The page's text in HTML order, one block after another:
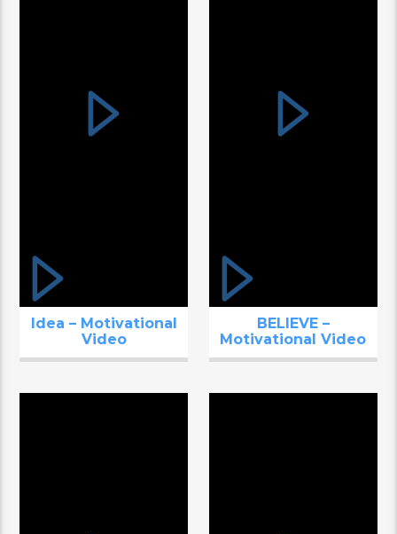
Idea – Motivational
Video
BELIEVE –
Motivational Video